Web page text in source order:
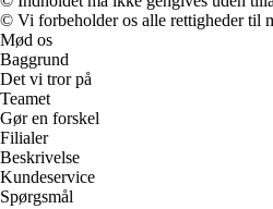
© Vi forbeholder os alle rettigheder til
Mød os
Baggrund
Det vi tror på
Teamet
Gør en forskel
Filialer
Beskrivelse
Kundeservice
Spørgsmål